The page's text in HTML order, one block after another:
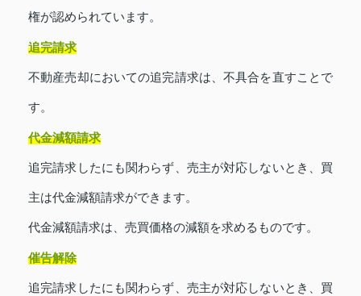
権が認められています。
追完請求
不動産売却においての追完請求は、不具合を直すことで
す。
代金減額請求
追完請求したにも関わらず、売主が対応しないとき、買
主は代金減額請求ができます。
代金減額請求は、売買価格の減額を求めるものです。
催告解除
追完請求したにも関わらず、売主が対応しないとき、買